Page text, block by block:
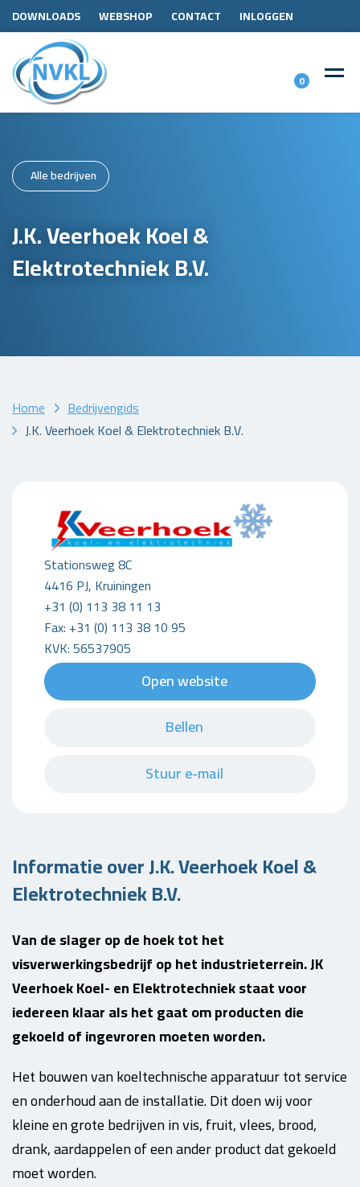
DOWNLOADS WEBSHOP CONTACT INLOGGEN
0
Alle bedrijven
J.K. Veerhoek Koel &
Elektrotechniek B.V.
Home
Bedrijvengids
J.K. Veerhoek Koel & Elektrotechniek B.V.
Stationsweg 8C
4416 PJ, Kruiningen
+31 (0) 113 38 11 13
Fax: +31 (0) 113 38 10 95
KVK: 56537905
Open website
Bellen
Stuur e-mail
Informatie over J.K. Veerhoek Koel &
Elektrotechniek B.V.
Van de slager op de hoek tot het
visverwerkingsbedrijf op het industrieterrein. JK
Veerhoek Koel- en Elektrotechniek staat voor
iedereen klaar als het gaat om producten die
gekoeld of ingevroren moeten worden.
Het bouwen van koeltechnische apparatuur tot service
en onderhoud aan de installatie. Dit doen wij voor
kleine en grote bedrijven in vis, fruit, vlees, brood,
drank, aardappelen of een ander product dat gekoeld
moet worden.